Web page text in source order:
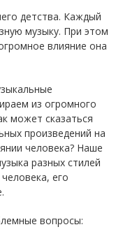
детства. Каждый
музыку. При этом
влияние она
из огромного
может сказаться
произведений на
человека? Наше
разных стилей
его
вопросы: